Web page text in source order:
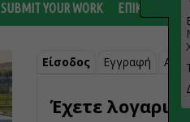
SUBMIT YOUR WORK ΕΠΙΚΟΙΝΩΝΙΑ
Είσοδος Εγγραφή
Έχετε